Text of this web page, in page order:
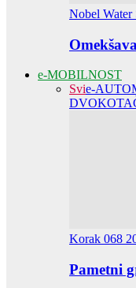
Nobel Water
e-MOBILNOST
Svie-
Korak 068
Pametni